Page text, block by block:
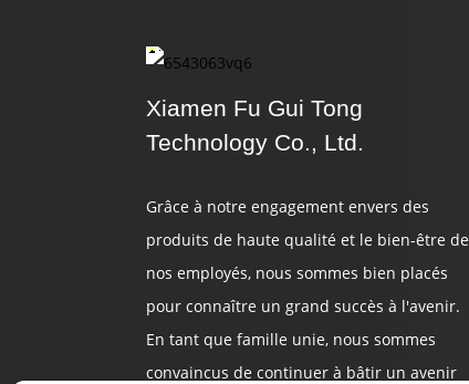
Xiamen Fu Gui Tong
Technology Co., Ltd.
Grâce à notre engagement envers des
produits de haute qualité et le bien-être de
nos employés, nous sommes bien placés
pour connaître un grand succès à l'avenir.
En tant que famille unie, nous sommes
convaincus de continuer à bâtir un avenir